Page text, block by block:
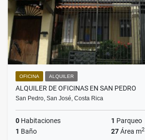
OFICINA ALQUILER
ALQUILER DE OFICINAS EN SAN PEDRO
San Pedro, San José, Costa Rica
0 Habitaciones 1 Parqueo
1 Baño 27Área m2